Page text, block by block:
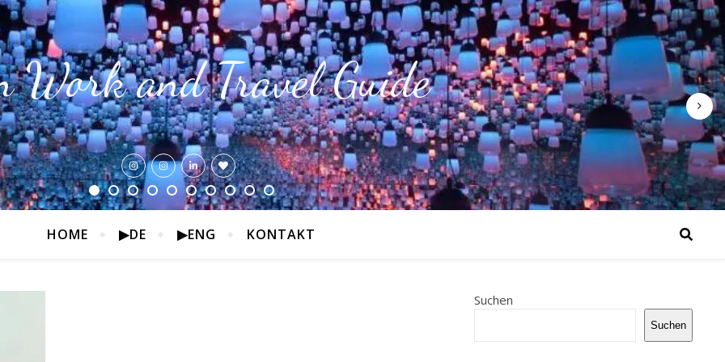
Work and Travel Guide
HOME ▶DE ▶ENG KONTAKT
Suchen
Suchen